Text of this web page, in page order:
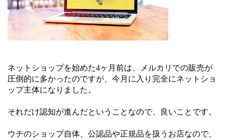
ネットショップを始めた4ヶ月前は、メルカリでの販売が
圧倒的に多かったのですが、今月に入り完全にネットショ
ップ主体になりました。
それだけ認知が進んだということなので、良いことです。
ウチのショップ自体、公認品や正規品を扱うお店なので、